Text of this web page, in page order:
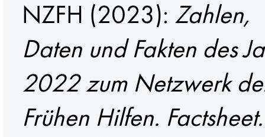
NZFH (2023): Zahlen,
Daten und Fakten des
2022 zum Netzwerk
Frühen Hilfen. Factsheet.